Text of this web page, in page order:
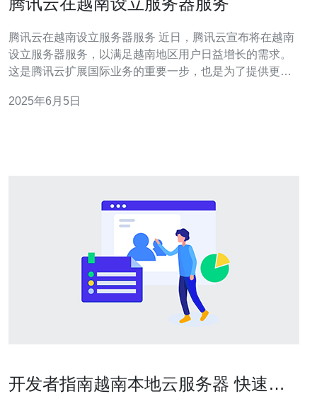
腾讯云在越南设立服务器服务 近日，腾讯云宣布将在越南
设立服务器服务，以满足越南地区用户日益增长的需求。
这是腾讯云扩展国际业务的重要一步，也是为了提供更好
有很多。首先，越南作为东南亚经济体中的重要成员，拥
2025年6月5日
开发者指南越南本地云服务器 快速部